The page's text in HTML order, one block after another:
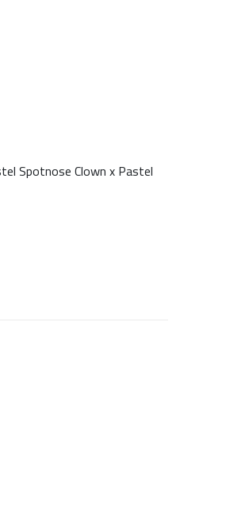
Spotnose Clown x Pastel